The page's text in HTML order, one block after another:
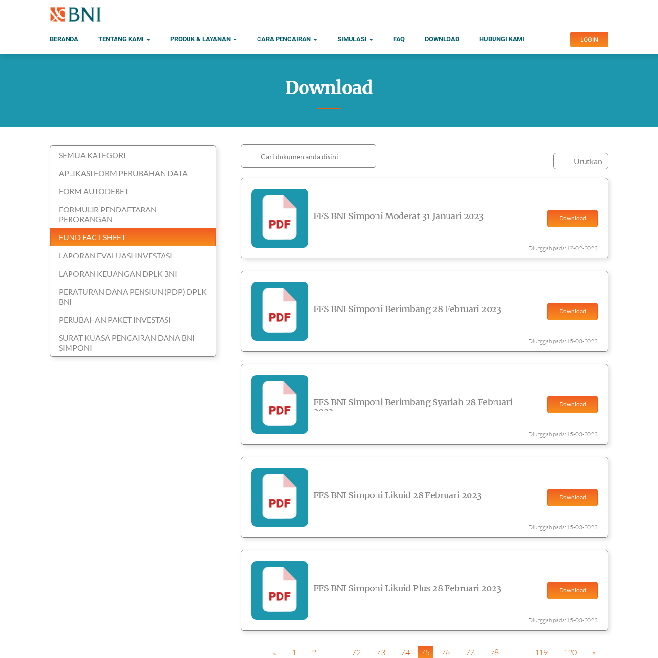
BERANDA TENTANG KAMI PRODUK & LAYANAN CARA PENCAIRAN SIMULASI FAQ DOWNLOAD HUBUNGI KAMI LOGIN
Download
SEMUA KATEGORI
APLIKASI FORM PERUBAHAN DATA
FORM AUTODEBET
FORMULIR PENDAFTARAN
PERORANGAN
FUND FACT SHEET
LAPORAN EVALUASI INVESTASI
LAPORAN KEUANGAN DPLK BNI
PERATURAN DANA PENSIUN (PDP) DPLK
BNI
PERUBAHAN PAKET INVESTASI
SURAT KUASA PENCAIRAN DANA BNI
SIMPONI
Urutkan
FFS BNI Simponi Moderat 31 Januari 2023 Download
Diunggah pada:17-02-2023
FFS BNI Simponi Berimbang 28 Februari 2023 Download
Diunggah pada:15-03-2023
FFS BNI Simponi Berimbang Syariah 28 Februari
2023
Download
Diunggah pada:15-03-2023
FFS BNI Simponi Likuid 28 Februari 2023 Download
Diunggah pada:15-03-2023
FFS BNI Simponi Likuid Plus 28 Februari 2023 Download
Diunggah pada:15-03-2023
« 1 2 ... 72 73 74 75 76 77 78 ... 119 120 »